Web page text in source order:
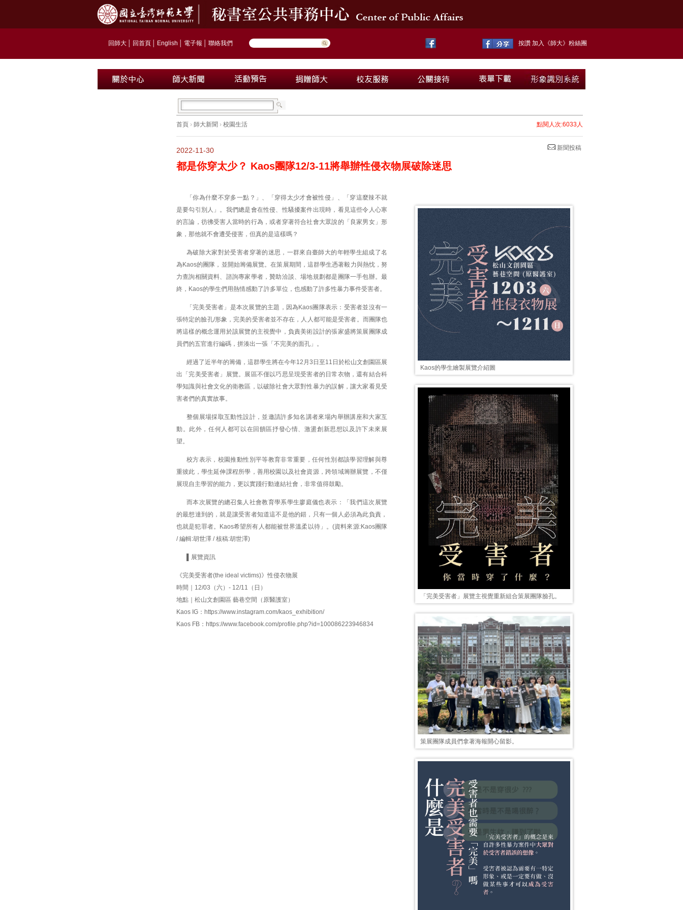
回師大 回首頁 English 電子報 聯絡我們 按讚 加入《師大》粉絲團
首頁 › 師大新聞 › 校園生活 點閱人次:6033人
新聞投稿
2022-11-30
都是你穿太少？ Kaos團隊12/3-11將舉辦性侵衣物展破除迷思
Kaos的學生繪製展覽介紹圖
「完美受害者」展覽主視覺重新組合策展團隊臉孔。
策展團隊成員們拿著海報開心留影。
「你為什麼不穿多一點？」、「穿得太少才會被性侵」、「穿這麼辣不就
是要勾引別人」。我們總是會在性侵、性騷擾案件出現時，看見這些令人心寒
的言論，彷彿受害人當時的行為，或者穿著符合社會大眾說的「良家男女」形
象，那他就不會遭受侵害，但真的是這樣嗎？
為破除大家對於受害者穿著的迷思，一群來自臺師大的年輕學生組成了名
為Kaos的團隊，並開始籌備展覽。在策展期間，這群學生憑著毅力與熱忱，努
力查詢相關資料、諮詢專家學者，贊助洽談、場地規劃都是團隊一手包辦。最
終，Kaos的學生們用熱情感動了許多單位，也感動了許多性暴力事件受害者。
「完美受害者」是本次展覽的主題，因為Kaos團隊表示：受害者並沒有一
張特定的臉孔/形象，完美的受害者並不存在，人人都可能是受害者。而團隊也
將這樣的概念運用於該展覽的主視覺中，負責美術設計的張家盛將策展團隊成
員們的五官進行編碼，拼湊出一張「不完美的面孔」。
經過了近半年的籌備，這群學生將在今年12月3日至11日於松山文創園區展
出「完美受害者」展覽。展區不僅以巧思呈現受害者的日常衣物，還有結合科
學知識與社會文化的衛教區，以破除社會大眾對性暴力的誤解，讓大家看見受
害者們的真實故事。
整個展場採取互動性設計，並邀請許多知名講者來場內舉辦講座和大家互
動。此外，任何人都可以在回饋區抒發心情、激盪創新思想以及許下未來展
望。
校方表示，校園推動性別平等教育非常重要，任何性別都該學習理解與尊
重彼此，學生延伸課程所學，善用校園以及社會資源，跨領域籌辦展覽，不僅
展現自主學習的能力，更以實踐行動連結社會，非常值得鼓勵。
而本次展覽的總召集人社會教育學系學生廖庭儀也表示：「我們這次展覽
的最想達到的，就是讓受害者知道這不是他的錯，只有一個人必須為此負責，
也就是犯罪者。Kaos希望所有人都能被世界溫柔以待」。(資料來源:Kaos團隊
/ 編輯:胡世澤 / 核稿:胡世澤)
▌展覽資訊
《完美受害者(the ideal victims)》性侵衣物展
時間｜12/03（六）- 12/11（日）
地點｜松山文創園區 藝巷空間（原醫護室）
Kaos IG： https://www.instagram.com/kaos_exhibition/
Kaos FB： https://www.facebook.com/profile.php?id=100086223946834